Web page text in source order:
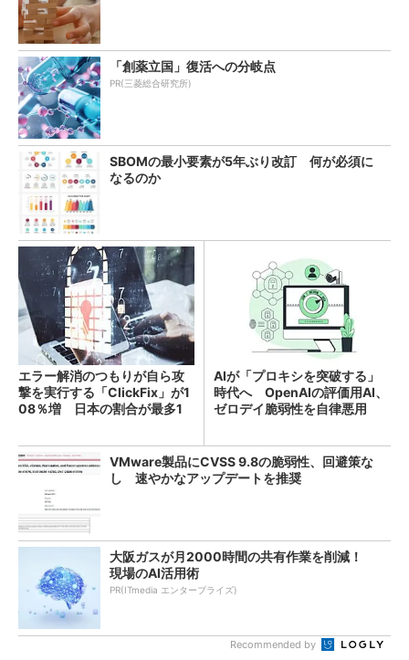
「創薬立国」復活への分岐点
PR(三菱総合研究所)
SBOMの最小要素が5年ぶり改訂 何が必須に
なるのか
エラー解消のつもりが自ら攻
撃を実行する「ClickFix」が1
08％増 日本の割合が最多1
AIが「プロキシを突破する」
時代へ OpenAIの評価用AI、
ゼロデイ脆弱性を自律悪用
VMware製品にCVSS 9.8の脆弱性、回避策な
し 速やかなアップデートを推奨
大阪ガスが月2000時間の共有作業を削減！
現場のAI活用術
PR(ITmedia エンタープライズ)
Recommended by